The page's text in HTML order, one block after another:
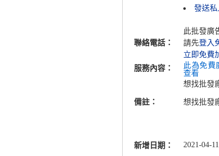
發送私
聯絡電話：
此批發廣
請先登入
立即免費
服務內容：
此為免費
查看
想找批發
備註： 想找批發
新增日期： 2021-04-